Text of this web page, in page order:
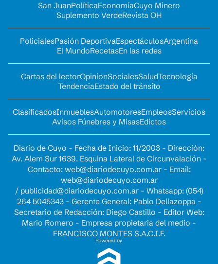
San JuanPolíticaEconomíaCuyo Minero
Suplemento VerdeRevista OH
PolicialesPasión DeportivaEspectáculosArgentina
El MundoRecetasEn las redes
Cartas del lectorOpinionSocialesSaludTecnología
TendenciaEstado del tránsito
ClasificadosInmueblesAutomotoresEmpleosServicios
Avisos Fúnebres y MisasEdictos
Diario de Cuyo - Fecha de Inicio: 11/2003 - Dirección:
Av. Alem Sur 1639. Esquina Lateral de Circunvalación -
Contacto: web@diariodecuyo.com.ar- Email:
web@diariodecuyo.com.ar
/ publicidad@diariodecuyo.com.ar- Whatsapp: (054)
264 5045343 - Gerente General: Pablo Dellazoppa -
Secretario de Redacción: Diego Castillo - Editor Web:
Mario Romero - Empresa propietaria del medio -
FRANCISCO MONTES S.A.C.I.F.